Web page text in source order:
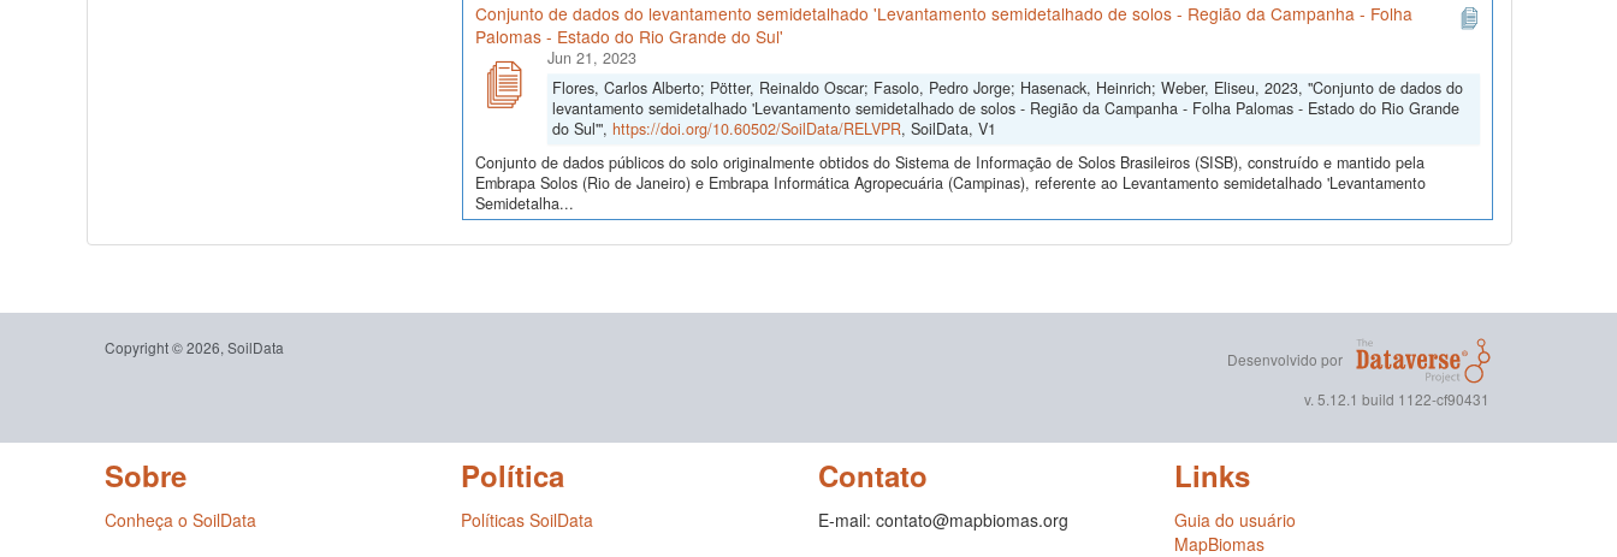
Conjunto de dados do levantamento semidetalhado 'Levantamento semidetalhado de solos - Região da Campanha - Folha
Palomas - Estado do Rio Grande do Sul'
Jun 21, 2023
Flores, Carlos Alberto; Pötter, Reinaldo Oscar; Fasolo, Pedro Jorge; Hasenack, Heinrich; Weber, Eliseu, 2023, "Conjunto de dados do
levantamento semidetalhado 'Levantamento semidetalhado de solos - Região da Campanha - Folha Palomas - Estado do Rio Grande
do Sul'", https://doi.org/10.60502/SoilData/RELVPR, SoilData, V1
Conjunto de dados públicos do solo originalmente obtidos do Sistema de Informação de Solos Brasileiros (SISB), construído e mantido pela
Embrapa Solos (Rio de Janeiro) e Embrapa Informática Agropecuária (Campinas), referente ao Levantamento semidetalhado 'Levantamento
Semidetalha...
Copyright © 2026, SoilData
Desenvolvido por
v. 5.12.1 build 1122-cf90431
Sobre
Conheça o SoilData
Política
Políticas SoilData
Contato
E-mail: contato@mapbiomas.org
Links
Guia do usuário
MapBiomas